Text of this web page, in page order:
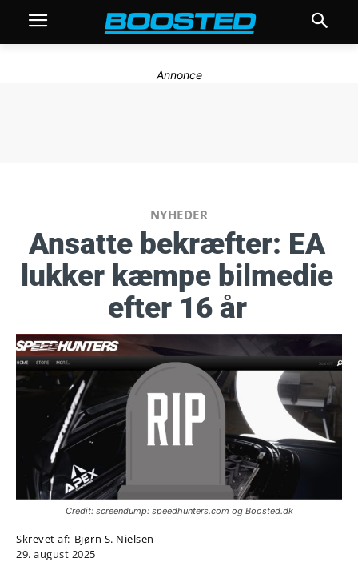
Annonce
NYHEDER
Ansatte bekræfter: EA
lukker kæmpe bilmedie
efter 16 år
Credit: screendump: speedhunters.com og Boosted.dk
Skrevet af: Bjørn S. Nielsen
29. august 2025